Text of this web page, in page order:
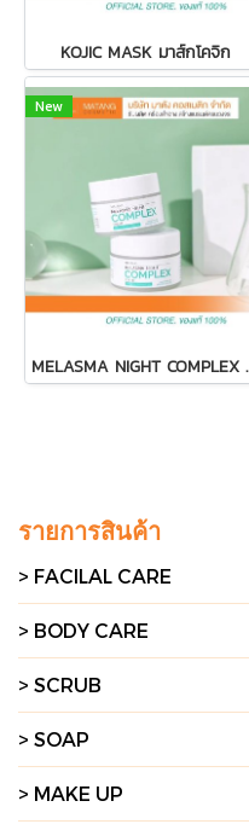
KOJIC MASK มาส์กโคจิก
New
รายการสินค้า
> FACILAL CARE
> BODY CARE
> SCRUB
> SOAP
> MAKE UP